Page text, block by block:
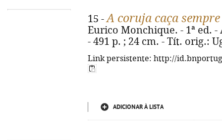
15 -A coruja caça
Eurico Monchique. - 1ª ed.
- 491 p. ; 24 cm. - Tít. orig.:
Link persistente: http://
ADICIONAR À LISTA